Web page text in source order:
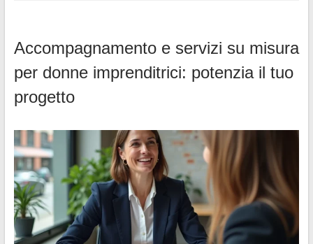
Accompagnamento e servizi su misura
per donne imprenditrici: potenzia il tuo
progetto